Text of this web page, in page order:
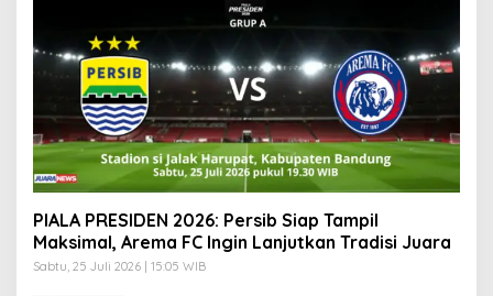
PIALA PRESIDEN 2026: Persib Siap Tampil
Maksimal, Arema FC Ingin Lanjutkan Tradisi Juara
Sabtu, 25 Juli 2026 | 15:05 WIB